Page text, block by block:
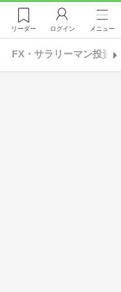
リーダー ログイン メニュー
FX・サラリーマン投資